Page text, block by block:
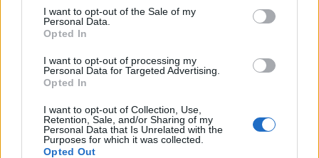
I want to opt-out of the Sale of my
Personal Data.
Opted In
I want to opt-out of processing my
Personal Data for Targeted Advertising.
Opted In
I want to opt-out of Collection, Use,
Retention, Sale, and/or Sharing of my
Personal Data that Is Unrelated with the
Purposes for which it was collected.
Opted Out
Κάρι Στέφεν
COMMENTS
Συνδεθείτε για να σχολιάσετε